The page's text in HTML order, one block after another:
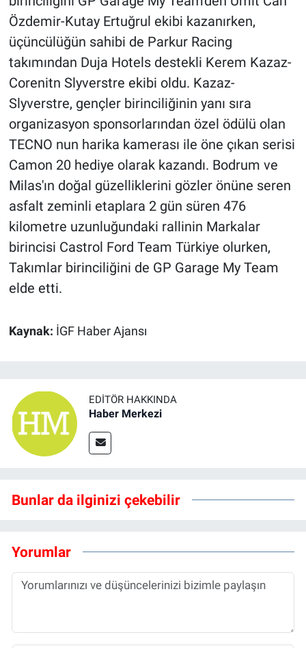
Özdemir-Kutay Ertuğrul ekibi kazanırken,
üçüncülüğün sahibi de Parkur Racing
takımından Duja Hotels destekli Kerem Kazaz-
Corenitn Slyverstre ekibi oldu. Kazaz-
Slyverstre, gençler birinciliğinin yanı sıra
organizasyon sponsorlarından özel ödülü olan
TECNO nun harika kamerası ile öne çıkan serisi
Camon 20 hediye olarak kazandı. Bodrum ve
Milas'ın doğal güzelliklerini gözler önüne seren
asfalt zeminli etaplara 2 gün süren 476
kilometre uzunluğundaki rallinin Markalar
birincisi Castrol Ford Team Türkiye olurken,
Takımlar birinciliğini de GP Garage My Team
elde etti.
Kaynak: İGF Haber Ajansı
EDITÖR HAKKINDA
Haber Merkezi
Bunlar da ilginizi çekebilir
Yorumlar